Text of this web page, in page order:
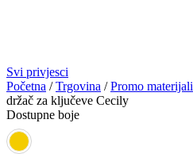
Svi privjesci
Početna /Trgovina /Promo materijali
držač za ključeve Cecily
Dostupne boje